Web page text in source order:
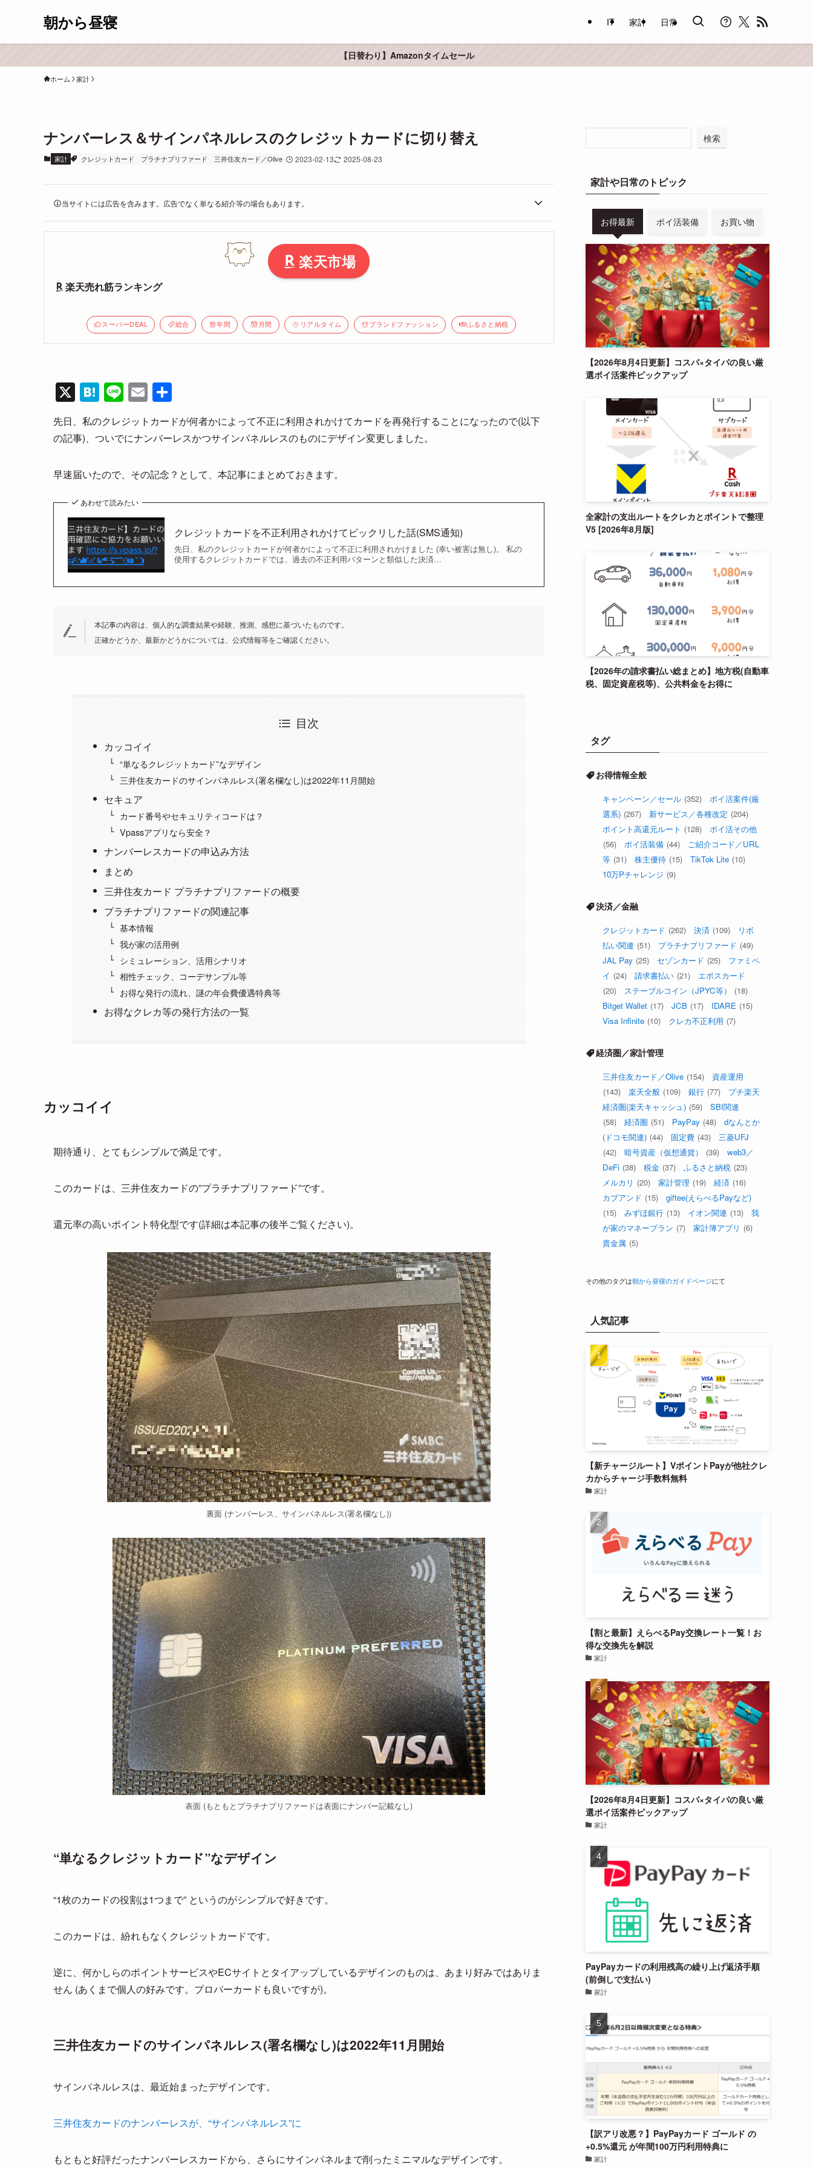
朝から昼寝 IT 家計 日常
【日替わり】Amazonタイムセール
ホーム 家計
ナンバーレス＆サインパネルレスのクレジットカードに切り替え
家計 クレジットカード プラチナプリファード 三井住友カード／Olive 2023-02-13 2025-08-23
当サイトには広告を含みます。広告でなく単なる紹介等の場合もあります。
楽天市場
楽天売れ筋ランキング
スーパーDEAL 総合 年間 月間 リアルタイム ブランドファッション ふるさと納税
X H
at
e
n
a
Li
n
e
E
m
ail
有
先日、私のクレジットカードが何者かによって不正に利用されかけてカードを再発行することになったので(以下
の記事)、ついでにナンバーレスかつサインパネルレスのものにデザイン変更しました。
早速届いたので、その記念？として、本記事にまとめておきます。
あわせて読みたい
クレジットカードを不正利用されかけてビックリした話(SMS通知)
先日、私のクレジットカードが何者かによって不正に利用されかけました (幸い被害は無し)。 私の
使用するクレジットカードでは、過去の不正利用パターンと類似した決済…
本記事の内容は、個人的な調査結果や経験、推測、感想に基づいたものです。
正確かどうか、最新かどうかについては、公式情報等をご確認ください。
目次
カッコイイ
“単なるクレジットカード”なデザイン
三井住友カードのサインパネルレス(署名欄なし)は2022年11月開始
セキュア
カード番号やセキュリティコードは？
Vpassアプリなら安全？
ナンバーレスカードの申込み方法
まとめ
三井住友カード プラチナプリファードの概要
プラチナプリファードの関連記事
基本情報
我が家の活用例
シミュレーション、活用シナリオ
相性チェック、コーデサンプル等
お得な発行の流れ、謎の年会費優遇特典等
お得なクレカ等の発行方法の一覧
カッコイイ
期待通り、とてもシンプルで満足です。
このカードは、三井住友カードの”プラチナプリファード”です。
還元率の高いポイント特化型です(詳細は本記事の後半ご覧ください)。
裏面 (ナンバーレス、サインパネルレス(署名欄なし))
表面 (もともとプラチナプリファードは表面にナンバー記載なし)
“単なるクレジットカード”なデザイン
“1枚のカードの役割は1つまで” というのがシンプルで好きです。
このカードは、紛れもなくクレジットカードです。
逆に、何かしらのポイントサービスやECサイトとタイアップしているデザインのものは、あまり好みではありま
せん (あくまで個人の好みです。プロパーカードも良いですが)。
三井住友カードのサインパネルレス(署名欄なし)は2022年11月開始
サインパネルレスは、最近始まったデザインです。
三井住友カードのナンバーレスが、“サインパネルレス”に
もともと好評だったナンバーレスカードから、さらにサインパネルまで削ったミニマルなデザインです。
検索
家計や日常のトピック
お得最新 ポイ活装備 お買い物
【2026年8月4日更新】コスパ×タイパの良い厳
選ポイ活案件ピックアップ
全家計の支出ルートをクレカとポイントで整理
V5 [2026年8月版]
【2026年の請求書払い総まとめ】地方税(自動車
税、固定資産税等)、公共料金をお得に
タグ
お得情報全般
キャンペーン／セール (352)
ポイ活案件(厳
選系) (267) 新サービス／各種改定 (204)
ポイント高還元ルート (128)
ポイ活その他
(56)
ポイ活装備 (44)
ご紹介コード／URL
等 (31) 株主優待 (15) TikTok Lite (10)
10万Pチャレンジ (9)
決済／金融
クレジットカード (262) 決済 (109)
リボ
払い関連 (51) プラチナプリファード (49)
JAL Pay (25) セゾンカード (25)
ファミペ
イ (24) 請求書払い (21)
エポスカード
(20)
ステーブルコイン（JPYC等）
(18)
Bitget Wallet (17) JCB (17) IDARE (15)
Visa Infinite (10) クレカ不正利用 (7)
経済圏／家計管理
三井住友カード／Olive (154)
資産運用
(143)
楽天全般 (109) 銀行 (77)
プチ楽天
経済圏(楽天キャッシュ) (59)
SBI関連
(58)
経済圏 (51) PayPay (48)
dなんとか
(ドコモ関連) (44) 固定費 (43)
三菱UFJ
(42)
暗号資産（仮想通貨） (39)
web3／
DeFi (38) 税金 (37) ふるさと納税 (23)
メルカリ (20) 家計管理 (19) 経済 (16)
カブアンド (15)
giftee(えらべるPayなど)
(15)
みずほ銀行 (13) イオン関連 (13)
我
が家のマネープラン (7) 家計簿アプリ (6)
貴金属 (5)
その他のタグは朝から昼寝のガイドページにて
人気記事
【新チャージルート】VポイントPayが他社クレ
カからチャージ手数料無料
家計
【割と最新】えらべるPay交換レート一覧！お
得な交換先を解説
家計
【2026年8月4日更新】コスパ×タイパの良い厳
選ポイ活案件ピックアップ
家計
PayPayカードの利用残高の繰り上げ返済手順
(前倒しで支払い)
家計
【訳アリ改悪？】PayPayカード ゴールド の
+0.5%還元 が年間100万円利用特典に
家計